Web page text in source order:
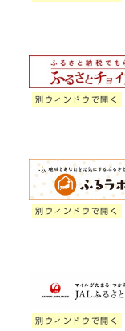
別ウィンドウで開く
別ウィンドウで開く
別ウィンドウで開く